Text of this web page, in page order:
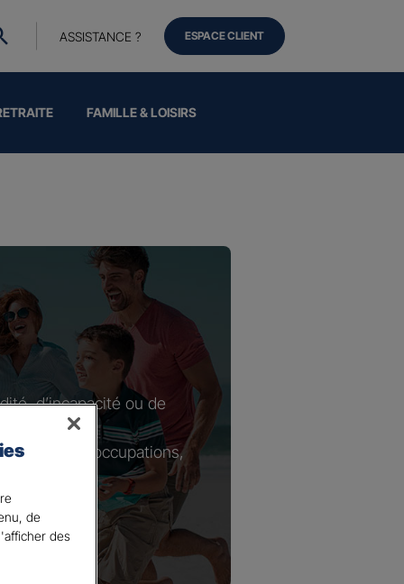
FAMILLE & LOISIRS
ASSISTANCE ? ESPACE CLIENT
d’incapacité ou de
de vos préoccupations,
de
des